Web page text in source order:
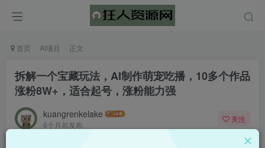
首页 AI项目 正文
拆解一个宝藏玩法，AI制作萌宠吃播，10多个作品
涨粉8W+，适合起号，涨粉能力强
kuangrenkelake
6个月前发布
关注